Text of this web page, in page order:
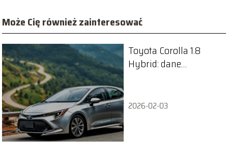
Może Cię również zainteresować
Toyota Corolla 1.8
Hybrid: dane
2026-02-03